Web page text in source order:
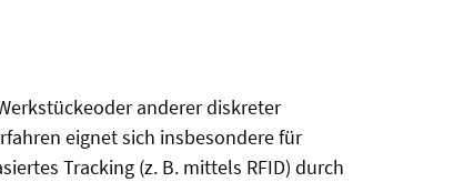
anderer diskreter
eignet sich insbesondere für
Tracking (z. B. mittels RFID) durch